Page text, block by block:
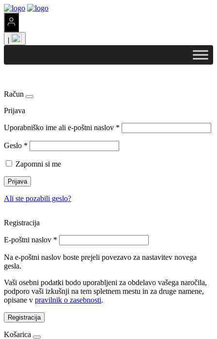
Račun
Prijava
Uporabniško ime ali e-poštni naslov *
Geslo *
Zapomni si me
Prijava
Ali ste pozabili geslo?
Registracija
E-poštni naslov *
Na e-poštni naslov boste prejeli povezavo za nastavitev novega
gesla.
Vaši osebni podatki bodo uporabljeni za obdelavo vašega naročila,
podporo vaši izkušnji na tem spletnem mestu in za druge namene,
opisane v pravilnik o zasebnosti.
Registracija
Košarica